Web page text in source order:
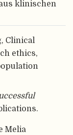
klinischen
Clinical
ethics,
Melia